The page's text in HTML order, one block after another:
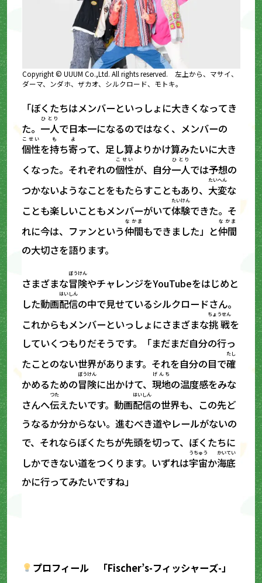
Copyright © UUUM Co.,Ltd. All rights reserved. 左上から、マサイ、
ダーマ、ンダホ、ザカオ、シルクロード、モトキ。
「ぼくたちはメンバーといっしょに大きくなってき
た。 一人
ひとり
で日本一になるのではなく、メンバーの
個性
こせい
を持
も
ち寄
よ
って、足し算よりかけ算みたいに大き
くなった。それぞれの個性
こせい
が、自分一人
ひとり
では予想の
つかないようなことをもたらすこともあり、 大変
たいへん
な
ことも楽しいこともメンバーがいて体験
たいけん
できた。そ
れに今は、ファンという仲間
なかま
もできました」と仲間
なかま
の大切さを語ります。
さまざまな冒険
ぼうけん
やチャレンジをYouTubeをはじめと
した動画配信
はいしん
の中で見せているシルクロードさん。
これからもメンバーといっしょにさまざまな挑戦
ちょうせん
を
していくつもりだそうです。「まだまだ自分の行っ
たことのない世界があります。それを自分の目で確
たし
かめるための冒険
ぼうけん
に出かけて、現地
げんち
の温度感をみな
さんへ伝
つた
えたいです。動画配信
はいしん
の世界も、この先ど
うなるか分からない。進むべき道やレールがないの
で、それならぼくたちが先頭を切って、ぼくたちに
しかできない道をつくります。いずれは宇宙
うちゅう
か海底
かいてい
かに行ってみたいですね」
プロフィール 「Fischer’s-フィッシャーズ-」